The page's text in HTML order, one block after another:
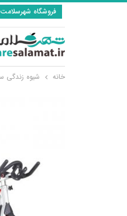
فروشگاه شهرسلامت
خانه شیوه زندگی